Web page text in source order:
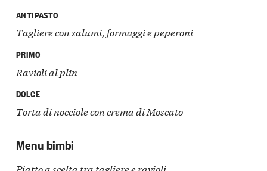
ANTIPASTO
Tagliere con salumi, formaggi e peperoni
PRIMO
Ravioli al plin
DOLCE
Torta di nocciole con crema di Moscato
Menu bimbi